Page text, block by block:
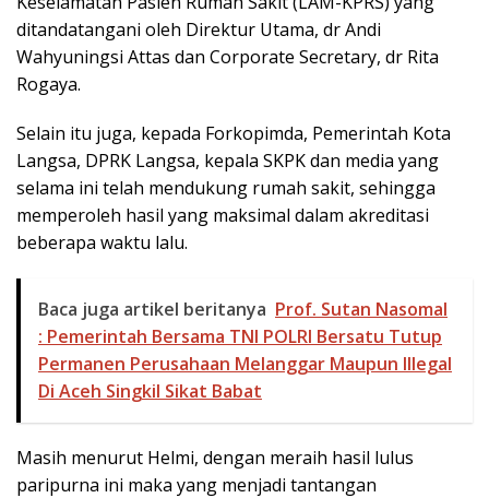
ditandatangani oleh Direktur Utama, dr Andi
Wahyuningsi Attas dan Corporate Secretary, dr Rita
Rogaya.
Selain itu juga, kepada Forkopimda, Pemerintah Kota
Langsa, DPRK Langsa, kepala SKPK dan media yang
selama ini telah mendukung rumah sakit, sehingga
memperoleh hasil yang maksimal dalam akreditasi
beberapa waktu lalu.
Baca juga artikel beritanya Prof. Sutan Nasomal
: Pemerintah Bersama TNI POLRI Bersatu Tutup
Permanen Perusahaan Melanggar Maupun Illegal
Di Aceh Singkil Sikat Babat
Masih menurut Helmi, dengan meraih hasil lulus
paripurna ini maka yang menjadi tantangan